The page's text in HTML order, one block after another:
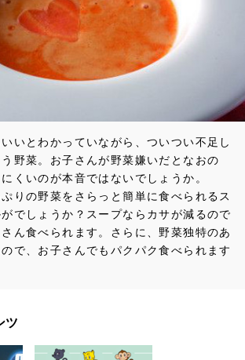
いとわかっていながら、ついつい不足し
野菜。お子さんが野菜嫌いだとなおの
くいのが本音ではないでしょうか。
りの野菜をさらっと簡単に食べられるス
でしょうか？スープならカサが減るので
ん食べられます。さらに、野菜独特のあ
で、お子さんでもパクパク食べられます
ツ